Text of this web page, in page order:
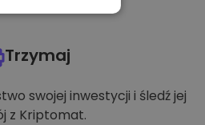
Trzymaj
swojej inwestycji i śledź jej
z Kriptomat.